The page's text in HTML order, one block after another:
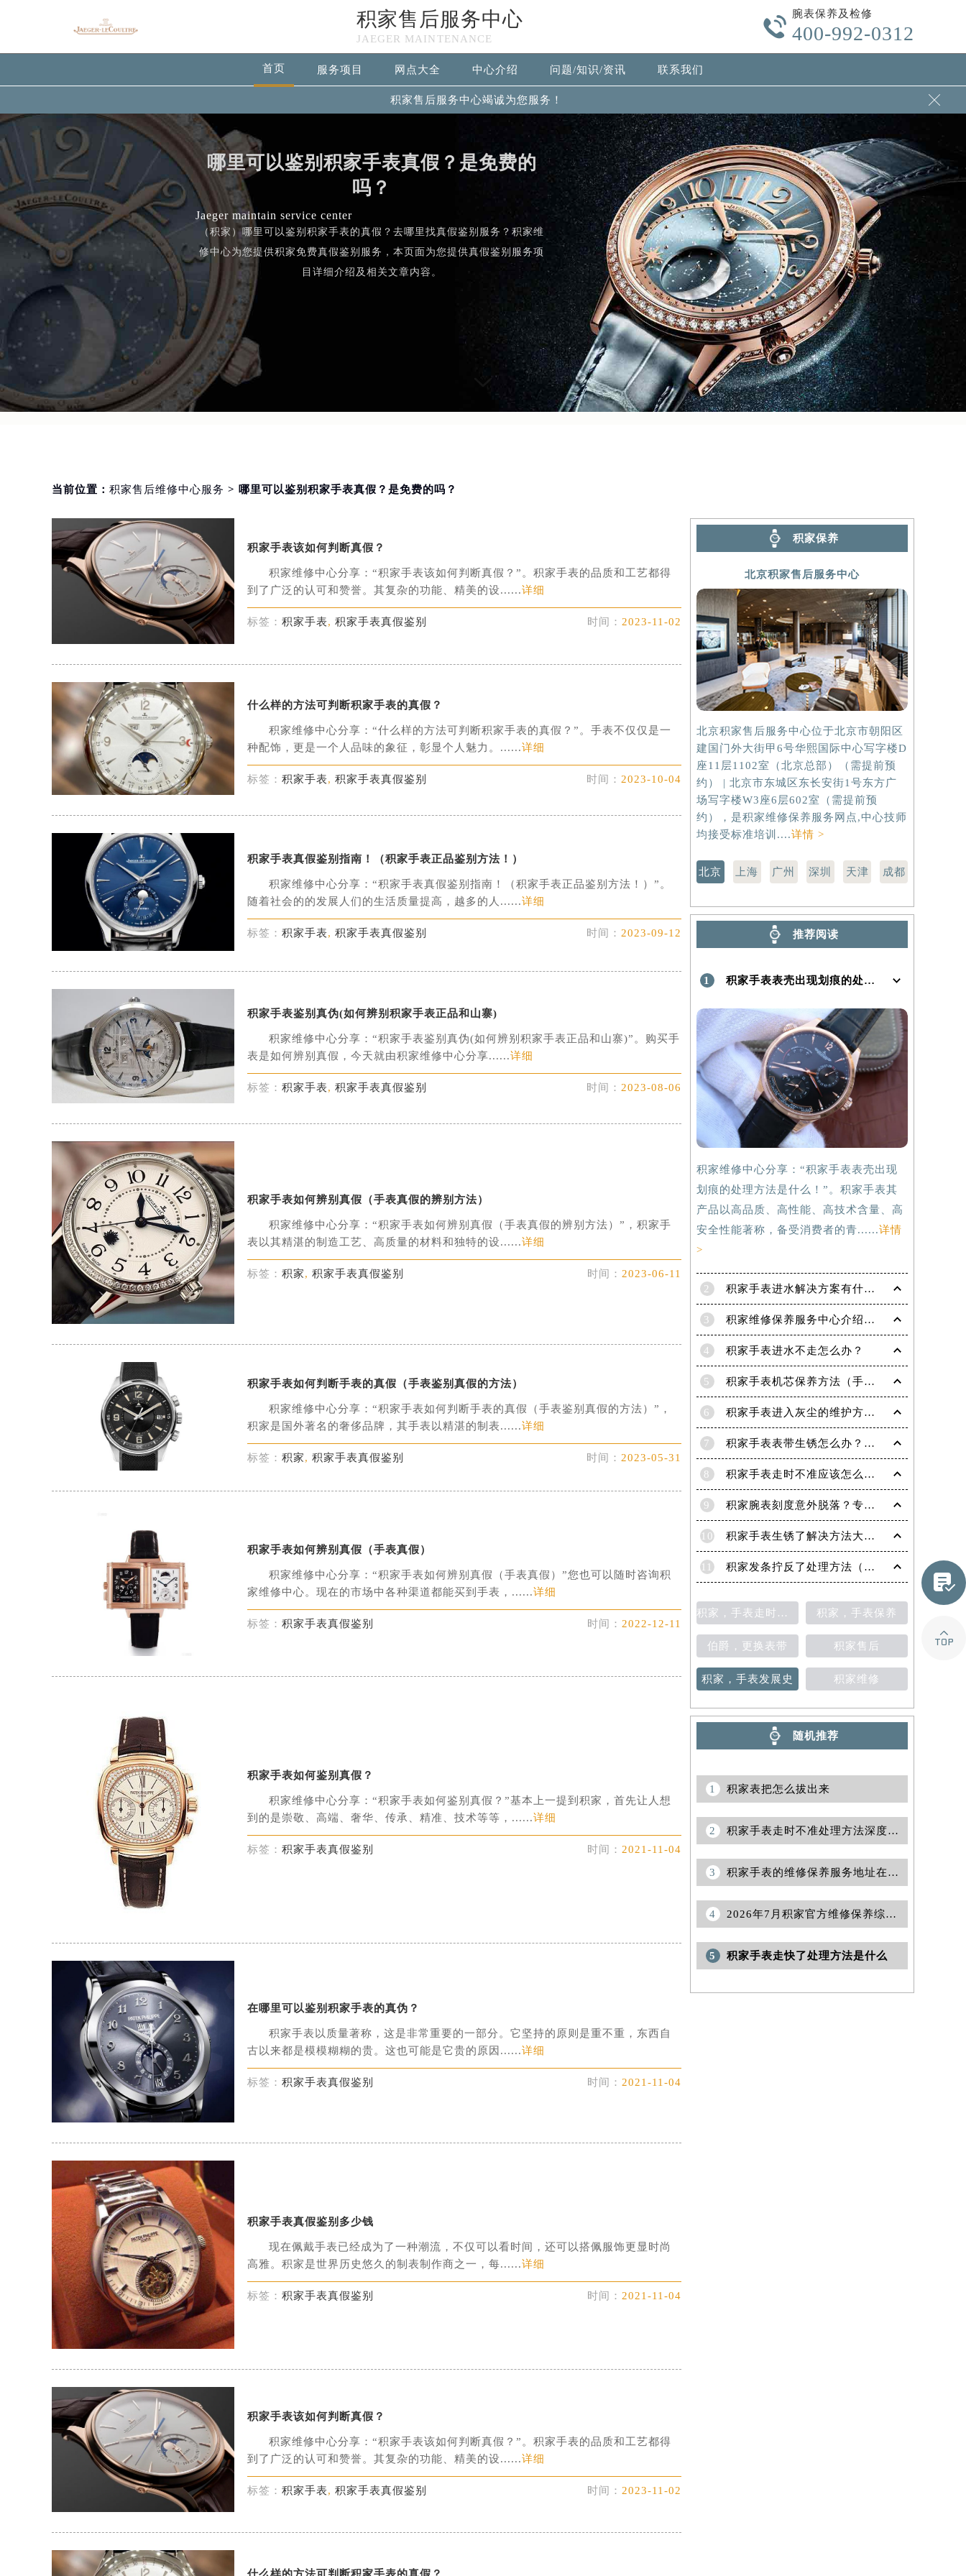
积家售后服务中心
JAEGER MAINTENANCE

腕表保养及检修
400-992-0312
首页 服务项目 网点大全 中心介绍 问题/知识/资讯 联系我们
积家售后服务中心竭诚为您服务！ 
哪里可以鉴别积家手表真假？是免费的
吗？
Jaeger maintain service center
（积家）哪里可以鉴别积家手表的真假？去哪里找真假鉴别服务？积家维
修中心为您提供积家免费真假鉴别服务，本页面为您提供真假鉴别服务项
目详细介绍及相关文章内容。
当前位置： 积家售后维修中心服务 > 哪里可以鉴别积家手表真假？是免费的吗？
积家手表该如何判断真假？
积家维修中心分享：“积家手表该如何判断真假？”。积家手表的品质和工艺都得
到了广泛的认可和赞誉。其复杂的功能、精美的设......详细
标签： 积家手表, 积家手表真假鉴别 时间： 2023-11-02
什么样的方法可判断积家手表的真假？
积家维修中心分享：“什么样的方法可判断积家手表的真假？”。手表不仅仅是一
种配饰，更是一个人品味的象征，彰显个人魅力。......详细
标签： 积家手表, 积家手表真假鉴别 时间： 2023-10-04
积家手表真假鉴别指南！（积家手表正品鉴别方法！）
积家维修中心分享：“积家手表真假鉴别指南！（积家手表正品鉴别方法！）”。
随着社会的的发展人们的生活质量提高，越多的人......详细
标签： 积家手表, 积家手表真假鉴别 时间： 2023-09-12
积家手表鉴别真伪(如何辨别积家手表正品和山寨)
积家维修中心分享：“积家手表鉴别真伪(如何辨别积家手表正品和山寨)”。购买手
表是如何辨别真假，今天就由积家维修中心分享......详细
标签： 积家手表, 积家手表真假鉴别 时间： 2023-08-06
积家手表如何辨别真假（手表真假的辨别方法）
积家维修中心分享：“积家手表如何辨别真假（手表真假的辨别方法）”，积家手
表以其精湛的制造工艺、高质量的材料和独特的设......详细
标签： 积家, 积家手表真假鉴别 时间： 2023-06-11
积家手表如何判断手表的真假（手表鉴别真假的方法）
积家维修中心分享：“积家手表如何判断手表的真假（手表鉴别真假的方法）”，
积家是国外著名的奢侈品牌，其手表以精湛的制表......详细
标签： 积家, 积家手表真假鉴别 时间： 2023-05-31
积家手表如何辨别真假（手表真假）
积家维修中心分享：“积家手表如何辨别真假（手表真假）”您也可以随时咨询积
家维修中心。现在的市场中各种渠道都能买到手表，......详细
标签： 积家手表真假鉴别 时间： 2022-12-11
积家手表如何鉴别真假？
积家维修中心分享：“积家手表如何鉴别真假？”基本上一提到积家，首先让人想
到的是崇敬、高端、奢华、传承、精准、技术等等，......详细
标签： 积家手表真假鉴别 时间： 2021-11-04
在哪里可以鉴别积家手表的真伪？
积家手表以质量著称，这是非常重要的一部分。它坚持的原则是重不重，东西自
古以来都是模模糊糊的贵。这也可能是它贵的原因......详细
标签： 积家手表真假鉴别 时间： 2021-11-04
积家手表真假鉴别多少钱
现在佩戴手表已经成为了一种潮流，不仅可以看时间，还可以搭佩服饰更显时尚
高雅。积家是世界历史悠久的制表制作商之一，每......详细
标签： 积家手表真假鉴别 时间： 2021-11-04
积家手表该如何判断真假？
积家维修中心分享：“积家手表该如何判断真假？”。积家手表的品质和工艺都得
到了广泛的认可和赞誉。其复杂的功能、精美的设......详细
标签： 积家手表, 积家手表真假鉴别 时间： 2023-11-02
什么样的方法可判断积家手表的真假？
积家保养
北京积家售后服务中心
北京积家售后服务中心位于北京市朝阳区
建国门外大街甲6号华熙国际中心写字楼D
座11层1102室（北京总部）（需提前预
约） | 北京市东城区东长安街1号东方广
场写字楼W3座6层602室（需提前预
约），是积家维修保养服务网点,中心技师
均接受标准培训....详情 >
北京 上海 广州 深圳 天津 成都
推荐阅读
1 积家手表表壳出现划痕的处理方法是什么！
积家维修中心分享：“积家手表表壳出现
划痕的处理方法是什么！”。积家手表其
产品以高品质、高性能、高技术含量、高
安全性能著称，备受消费者的青......详情
>
2 积家手表进水解决方案有什么？
3 积家维修保养服务中心介绍 | 积家
4 积家手表进水不走怎么办？
5 积家手表机芯保养方法（手表机芯正确保养方法）
6 积家手表进入灰尘的维护方法（处理办法）
7 积家手表表带生锈怎么办？（积家手表去除锈迹的四种方法）
8 积家手表走时不准应该怎么办?(走时不准的处理方法)
9 积家腕表刻度意外脱落？专业应对策略在这里
10 积家手表生锈了解决方法大全（有效保养与修复指南）
11 积家发条拧反了处理方法（手表维修的正确步骤与技巧）
积家，手表走时不准 积家，手表保养
伯爵，更换表带 积家售后
积家，手表发展史 积家维修
随机推荐
1 积家表把怎么拔出来
2 积家手表走时不准处理方法深度解析
3 积家手表的维修保养服务地址在什么地方？
4 2026年7月积家官方维修保养综合服务点迁址及新增网点快报文件正式发布
5 积家手表走快了处理方法是什么

